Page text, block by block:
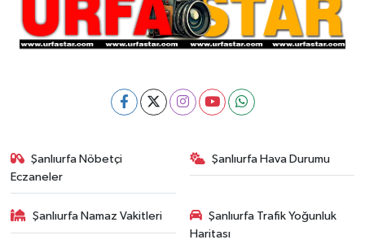
Şanlıurfa Nöbetçi
Eczaneler
Şanlıurfa Hava Durumu
Şanlıurfa Namaz Vakitleri
Şanlıurfa Trafik Yoğunluk
Haritası